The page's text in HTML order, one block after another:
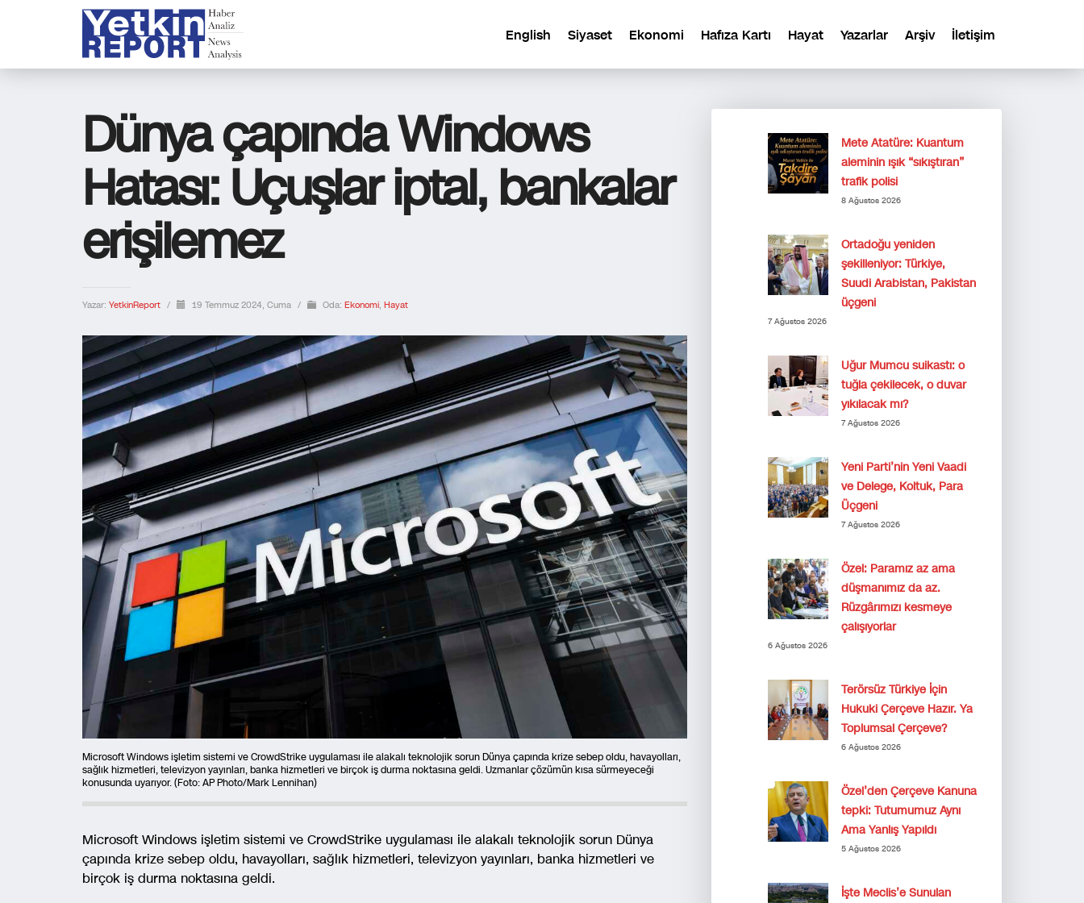
English Siyaset Ekonomi Hafıza Kartı Hayat Yazarlar Arşiv İletişim
Dünya çapında Windows
Hatası: Uçuşlar iptal, bankalar
erişilemez
Yazar: YetkinReport / 19 Temmuz 2024, Cuma / Oda: Ekonomi, Hayat
Microsoft Windows işletim sistemi ve CrowdStrike uygulaması ile alakalı teknolojik sorun Dünya çapında krize sebep oldu, havayolları,
sağlık hizmetleri, televizyon yayınları, banka hizmetleri ve birçok iş durma noktasına geldi. Uzmanlar çözümün kısa sürmeyeceği
konusunda uyarıyor. (Foto: AP Photo/Mark Lennihan)
Microsoft Windows işletim sistemi ve CrowdStrike uygulaması ile alakalı teknolojik sorun Dünya
çapında krize sebep oldu, havayolları, sağlık hizmetleri, televizyon yayınları, banka hizmetleri ve
birçok iş durma noktasına geldi.
Mete Atatüre: Kuantum
aleminin ışık “sıkıştıran”
trafik polisi
8 Ağustos 2026
Ortadoğu yeniden
şekilleniyor: Türkiye,
Suudi Arabistan, Pakistan
üçgeni
7 Ağustos 2026
Uğur Mumcu suikastı: o
tuğla çekilecek, o duvar
yıkılacak mı?
7 Ağustos 2026
Yeni Parti’nin Yeni Vaadi
ve Delege, Koltuk, Para
Üçgeni
7 Ağustos 2026
Özel: Paramız az ama
düşmanımız da az.
Rüzgârımızı kesmeye
çalışıyorlar
6 Ağustos 2026
Terörsüz Türkiye İçin
Hukuki Çerçeve Hazır. Ya
Toplumsal Çerçeve?
6 Ağustos 2026
Özel’den Çerçeve Kanuna
tepki: Tutumumuz Aynı
Ama Yanlış Yapıldı
5 Ağustos 2026
İşte Meclis’e Sunulan